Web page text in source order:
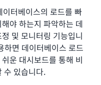
터베이스의 로드를 빠
야 하는지 파악하는 데
및 모니터링 기능입니
면 데이터베이스 로드
운 대시보드를 통해 비
수 있습니다.